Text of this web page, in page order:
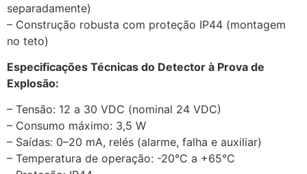
separadamente)
– Construção robusta com proteção IP44 (montagem
no teto)
Especificações Técnicas do Detector à Prova de
Explosão:
– Tensão: 12 a 30 VDC (nominal 24 VDC)
– Consumo máximo: 3,5 W
– Saídas: 0–20 mA, relés (alarme, falha e auxiliar)
– Temperatura de operação: -20°C a +65°C